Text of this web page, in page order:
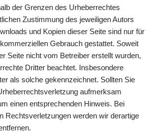
der Grenzen des Urheberrechtes
Zustimmung des jeweiligen Autors
und Kopien dieser Seite sind nur für
Gebrauch gestattet. Soweit
Seite nicht vom Betreiber erstellt wurden,
Dritter beachtet. Insbesondere
als solche gekennzeichnet. Sollten Sie
aufmerksam
einen entsprechenden Hinweis. Bei
Rechtsverletzungen werden wir derartige